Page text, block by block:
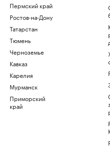
Пермский край
Ростов-на-Дону
Татарстан
Тюмень
Черноземье
Кавказ
Карелия
Мурманск
Приморский
край